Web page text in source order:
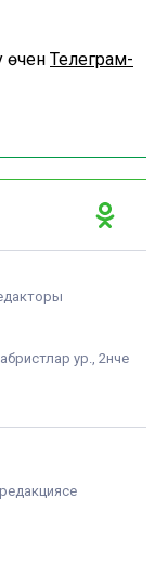
өчен Телеграм-
ур., 2нче